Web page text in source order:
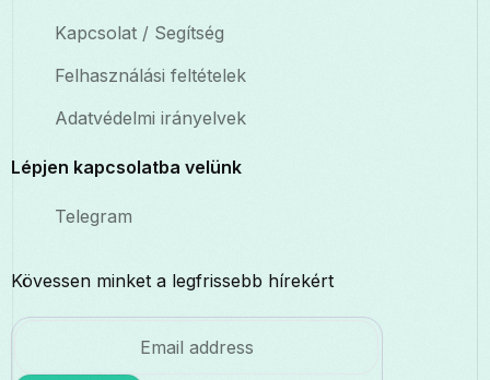
Kapcsolat / Segítség
Felhasználási feltételek
Adatvédelmi irányelvek
Lépjen kapcsolatba velünk
Telegram
Kövessen minket a legfrissebb hírekért